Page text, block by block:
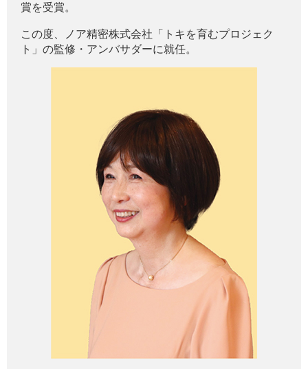
賞を受賞。
この度、ノア精密株式会社「トキを育むプロジェク
ト」の監修・アンバサダーに就任。